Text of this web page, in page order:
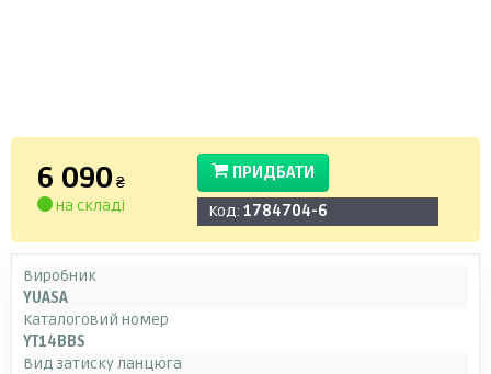
6 090 ₴
на складі
ПРИДБАТИ
Код: 1784704-6
Виробник
YUASA
Каталоговий номер
YT14BBS
Вид затиску ланцюга